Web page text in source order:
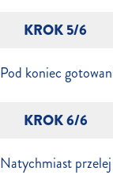
KROK 5/6
Pod koniec
KROK 6/6
Natychmiast przelej